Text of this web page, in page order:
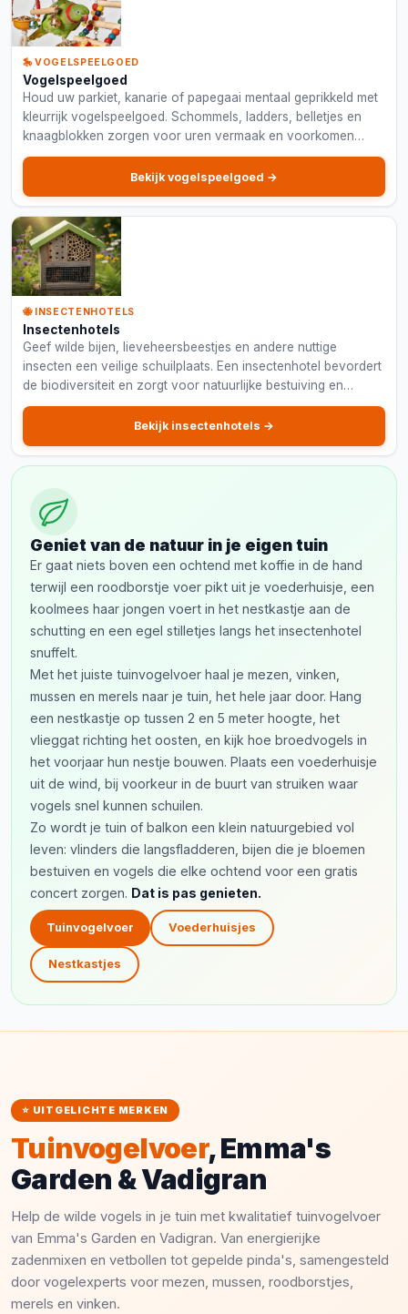
🎠 VOGELSPEELGOED
Vogelspeelgoed
Houd uw parkiet, kanarie of papegaai mentaal geprikkeld met
kleurrijk vogelspeelgoed. Schommels, ladders, belletjes en
knaagblokken zorgen voor uren vermaak en voorkomen
verveling in de kooi.
Bekijk vogelspeelgoed →
🐝 INSECTENHOTELS
Insectenhotels
Geef wilde bijen, lieveheersbeestjes en andere nuttige
insecten een veilige schuilplaats. Een insectenhotel bevordert
de biodiversiteit en zorgt voor natuurlijke bestuiving en
plaagbestrijding in uw tuin.
Bekijk insectenhotels →
Geniet van de natuur in je eigen tuin
Er gaat niets boven een ochtend met koffie in de hand
terwijl een roodborstje voer pikt uit je voederhuisje, een
koolmees haar jongen voert in het nestkastje aan de
schutting en een egel stilletjes langs het insectenhotel
snuffelt.
Met het juiste tuinvogelvoer haal je mezen, vinken,
mussen en merels naar je tuin, het hele jaar door. Hang
een nestkastje op tussen 2 en 5 meter hoogte, het
vlieggat richting het oosten, en kijk hoe broedvogels in
het voorjaar hun nestje bouwen. Plaats een voederhuisje
uit de wind, bij voorkeur in de buurt van struiken waar
vogels snel kunnen schuilen.
Zo wordt je tuin of balkon een klein natuurgebied vol
leven: vlinders die langsfladderen, bijen die je bloemen
bestuiven en vogels die elke ochtend voor een gratis
concert zorgen. Dat is pas genieten.
Tuinvogelvoer Voederhuisjes
Nestkastjes
⭐ UITGELICHTE MERKEN
Tuinvogelvoer, Emma's
Garden & Vadigran
Help de wilde vogels in je tuin met kwalitatief tuinvogelvoer
van Emma's Garden en Vadigran. Van energierijke
zadenmixen en vetbollen tot gepelde pinda's, samengesteld
door vogelexperts voor mezen, mussen, roodborstjes,
merels en vinken.